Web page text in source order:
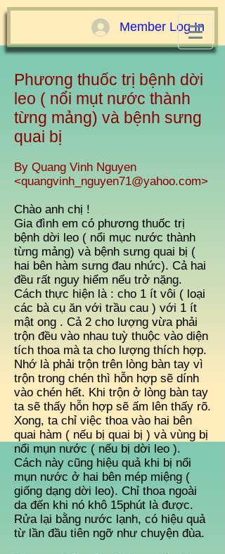
Member Log In
Phương thuốc trị bệnh dời
leo ( nổi mụt nước thành
từng mảng) và bệnh sưng
quai bị
By Quang Vinh Nguyen
<quangvinh_nguyen71@yahoo.com>
Chào anh chị !
Gia đình em có phương thuốc trị
bệnh dời leo ( nổi mục nước thành
từng mảng) và bệnh sưng quai bị (
hai bên hàm sưng đau nhức). Cả hai
đều rất nguy hiểm nếu trở nặng.
Cách thực hiện là : cho 1 ít vôi ( loại
các bà cụ ăn với trầu cau ) với 1 ít
mật ong . Cả 2 cho lượng vừa phải
trộn đều vào nhau tuỳ thuộc vào diện
tích thoa mà ta cho lượng thích hợp.
Nhớ là phải trộn trên lòng bàn tay vì
trộn trong chén thì hỗn hợp sẽ dính
vào chén hết. Khi trộn ở lòng bàn tay
ta sẽ thấy hỗn hợp sẽ ấm lên thấy rõ.
Xong, ta chỉ việc thoa vào hai bên
quai hàm ( nếu bị quai bị ) và vùng bị
nổi mụn nước ( nếu bị dời leo ).
Cách này cũng hiệu quả khi bị nổi
mụn nước ở hai bên mép miệng (
giống dạng dời leo). Chỉ thoa ngoài
da đến khi nó khô 15phút là được.
Rửa lại bằng nước lạnh, có hiệu quả
từ lần đầu tiên ngỡ như chuyện đùa.